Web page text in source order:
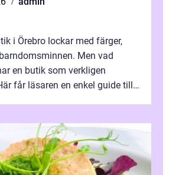
i Örebro lockar med färger,
Men vad
en butik som verkligen
får läsaren en enkel guide till